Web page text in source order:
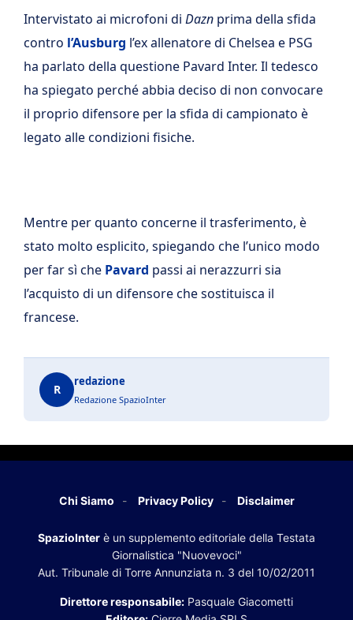
Intervistato ai microfoni di Dazn prima della sfida
contro l’Ausburg l’ex allenatore di Chelsea e PSG
ha parlato della questione Pavard Inter. Il tedesco
ha spiegato perché abbia deciso di non convocare
il proprio difensore per la sfida di campionato è
legato alle condizioni fisiche.
Mentre per quanto concerne il trasferimento, è
stato molto esplicito, spiegando che l’unico modo
per far sì che Pavard passi ai nerazzurri sia
l’acquisto di un difensore che sostituisca il
francese.
R
redazione
Redazione SpazioInter
Chi Siamo Privacy Policy Disclaimer
SpazioInter è un supplemento editoriale della Testata
Giornalistica "Nuovevoci"
Aut. Tribunale di Torre Annunziata n. 3 del 10/02/2011
Direttore responsabile: Pasquale Giacometti